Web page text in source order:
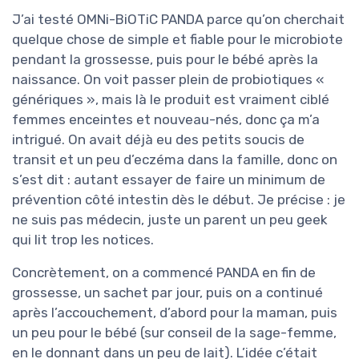
J’ai testé OMNi-BiOTiC PANDA parce qu’on cherchait
quelque chose de simple et fiable pour le microbiote
pendant la grossesse, puis pour le bébé après la
naissance. On voit passer plein de probiotiques «
génériques », mais là le produit est vraiment ciblé
femmes enceintes et nouveau-nés, donc ça m’a
intrigué. On avait déjà eu des petits soucis de
transit et un peu d’eczéma dans la famille, donc on
s’est dit : autant essayer de faire un minimum de
prévention côté intestin dès le début. Je précise : je
ne suis pas médecin, juste un parent un peu geek
qui lit trop les notices.
Concrètement, on a commencé PANDA en fin de
grossesse, un sachet par jour, puis on a continué
après l’accouchement, d’abord pour la maman, puis
un peu pour le bébé (sur conseil de la sage-femme,
en le donnant dans un peu de lait). L’idée c’était